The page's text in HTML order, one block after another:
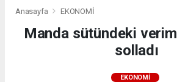
Anasayfa EKONOMİ
Manda sütündeki
solladı
EKONOMİ